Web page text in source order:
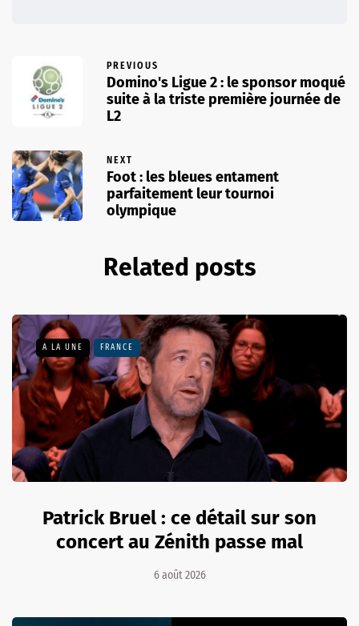
PREVIOUS
Domino's Ligue 2 : le sponsor moqué
suite à la triste première journée de
L2
NEXT
Foot : les bleues entament
parfaitement leur tournoi
olympique
Related posts
A LA UNE FRANCE
Patrick Bruel : ce détail sur son
concert au Zénith passe mal
6 août 2026